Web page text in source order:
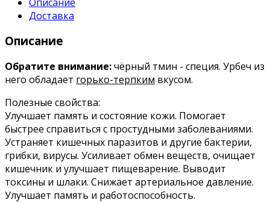
Доставка
Описание
Обратите внимание:чёрный тмин - специя. Урбеч из
него обладает горько-терпким вкусом.
Полезные свойства:
Улучшает память и состояние кожи. Помогает
быстрее справиться с простудными заболеваниями.
Устраняет кишечных паразитов и другие бактерии,
грибки, вирусы. Усиливает обмен веществ, очищает
кишечник и улучшает пищеварение. Выводит
токсины и шлаки. Снижает артериальное давление.
Улучшает память и работоспособность.